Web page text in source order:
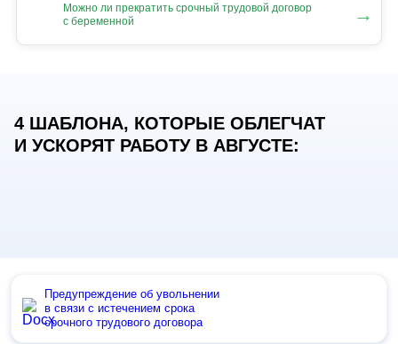
Можно ли прекратить срочный трудовой договор
с беременной
→
4 ШАБЛОНА, КОТОРЫЕ ОБЛЕГЧАТ
И УСКОРЯТ РАБОТУ В АВГУСТЕ:
Предупреждение об увольнении
в связи с истечением срока
срочного трудового договора